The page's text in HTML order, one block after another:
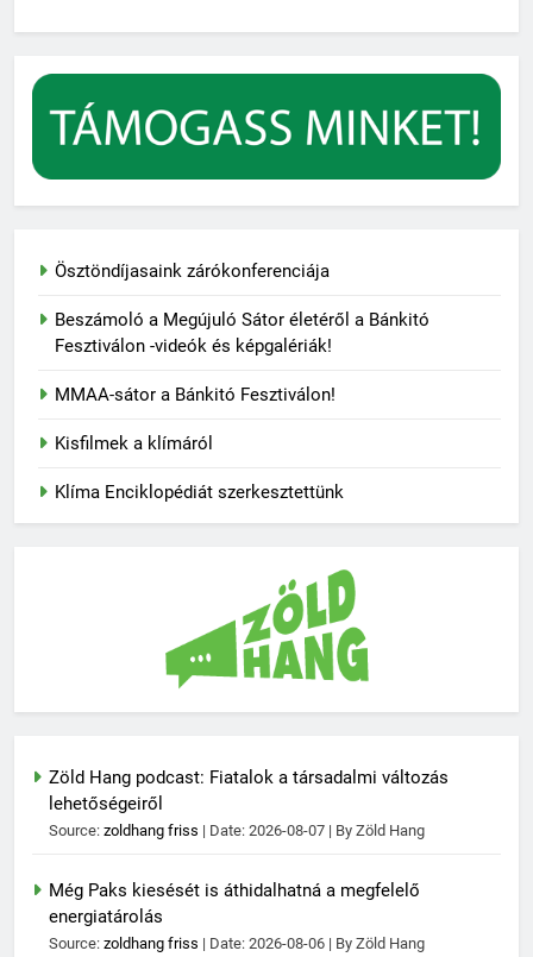
Ösztöndíjasaink zárókonferenciája
Beszámoló a Megújuló Sátor életéről a Bánkitó
Fesztiválon -videók és képgalériák!
MMAA-sátor a Bánkitó Fesztiválon!
Kisfilmek a klímáról
Klíma Enciklopédiát szerkesztettünk
Zöld Hang podcast: Fiatalok a társadalmi változás
lehetőségeiről
Source: zoldhang friss Date: 2026-08-07 By Zöld Hang
Még Paks kiesését is áthidalhatná a megfelelő
energiatárolás
Source: zoldhang friss Date: 2026-08-06 By Zöld Hang